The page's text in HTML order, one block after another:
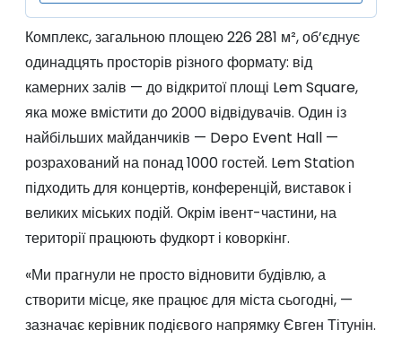
Комплекс, загальною площею 226 281 м², об’єднує
одинадцять просторів різного формату: від
камерних залів — до відкритої площі Lem Square,
яка може вмістити до 2000 відвідувачів. Один із
найбільших майданчиків — Depo Event Hall —
розрахований на понад 1000 гостей. Lem Station
підходить для концертів, конференцій, виставок і
великих міських подій. Окрім івент-частини, на
території працюють фудкорт і коворкінг.
«Ми прагнули не просто відновити будівлю, а
створити місце, яке працює для міста сьогодні, —
зазначає керівник подієвого напрямку Євген Тітунін.